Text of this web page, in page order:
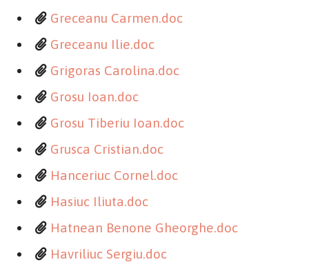
Greceanu Carmen.doc
Greceanu Ilie.doc
Grigoras Carolina.doc
Grosu Ioan.doc
Grosu Tiberiu Ioan.doc
Grusca Cristian.doc
Hanceriuc Cornel.doc
Hasiuc Iliuta.doc
Hatnean Benone Gheorghe.doc
Havriliuc Sergiu.doc